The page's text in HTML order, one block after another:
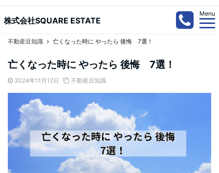
株式会社SQUARE ESTATE
Menu
不動産豆知識 亡くなった時に やったら 後悔 7選！
亡くなった時に やったら 後悔 7選！
2024年11月12日 不動産豆知識